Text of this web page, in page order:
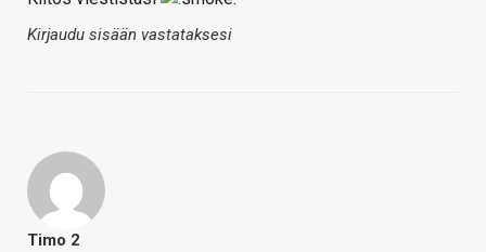
Kirjaudu sisään vastataksesi
Timo 2